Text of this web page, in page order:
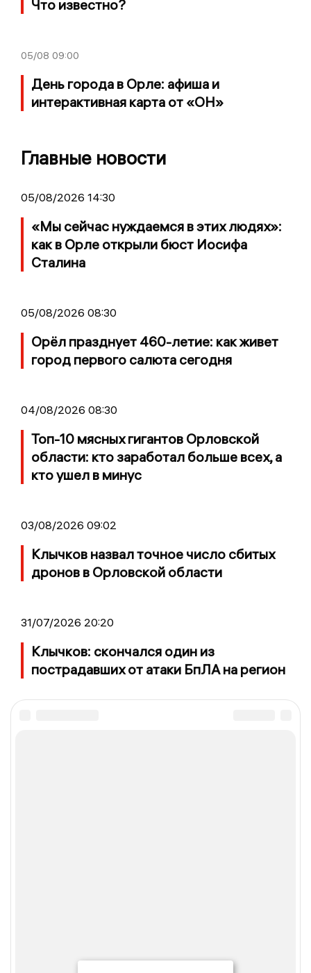
Что известно?
05/08 09:00
День города в Орле: афиша и
интерактивная карта от «ОН»
Главные новости
05/08/2026 14:30
«Мы сейчас нуждаемся в этих людях»:
как в Орле открыли бюст Иосифа
Сталина
05/08/2026 08:30
Орёл празднует 460-летие: как живет
город первого салюта сегодня
04/08/2026 08:30
Топ-10 мясных гигантов Орловской
области: кто заработал больше всех, а
кто ушел в минус
03/08/2026 09:02
Клычков назвал точное число сбитых
дронов в Орловской области
31/07/2026 20:20
Клычков: скончался один из
пострадавших от атаки БпЛА на регион